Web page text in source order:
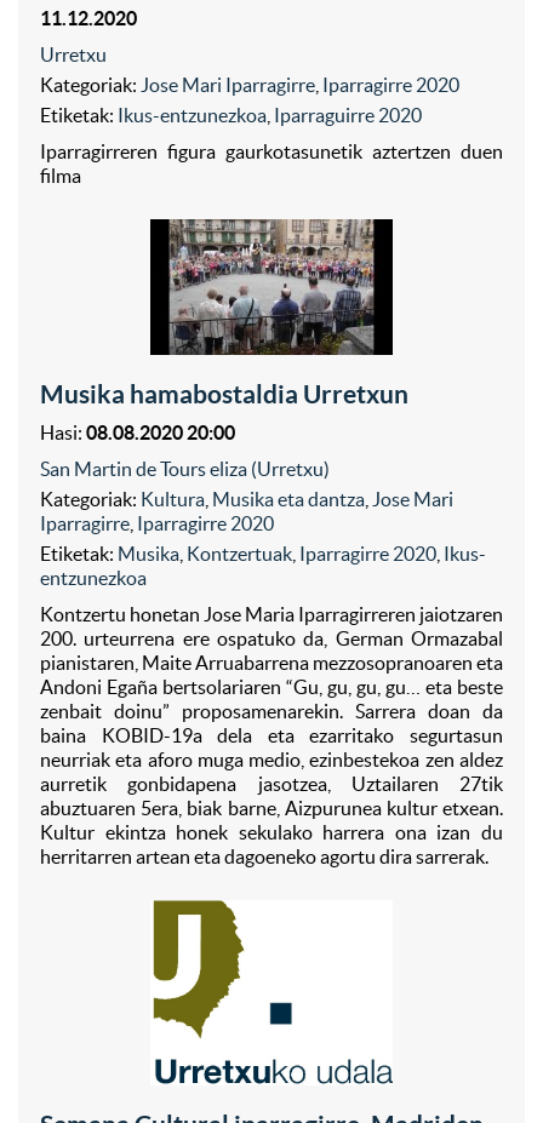
11.12.2020
Urretxu
Kategoriak: Jose Mari Iparragirre Iparragirre 2020
Etiketak: Ikus-entzunezkoa Iparraguirre 2020
Iparragirreren figura gaurkotasunetik aztertzen duen
filma
Musika hamabostaldia Urretxun
Hasi: 08.08.2020 20:00
San Martin de Tours eliza (Urretxu)
Kategoriak: Kultura Musika eta dantza Jose Mari
Iparragirre Iparragirre 2020
Etiketak: Musika Kontzertuak Iparragirre 2020 Ikus-
entzunezkoa
Kontzertu honetan Jose Maria Iparragirreren jaiotzaren
200. urteurrena ere ospatuko da, German Ormazabal
pianistaren, Maite Arruabarrena mezzosopranoaren eta
Andoni Egaña bertsolariaren “Gu, gu, gu, gu… eta beste
zenbait doinu” proposamenarekin. Sarrera doan da
baina KOBID-19a dela eta ezarritako segurtasun
neurriak eta aforo muga medio, ezinbestekoa zen aldez
aurretik gonbidapena jasotzea, Uztailaren 27tik
abuztuaren 5era, biak barne, Aizpurunea kultur etxean.
Kultur ekintza honek sekulako harrera ona izan du
herritarren artean eta dagoeneko agortu dira sarrerak.